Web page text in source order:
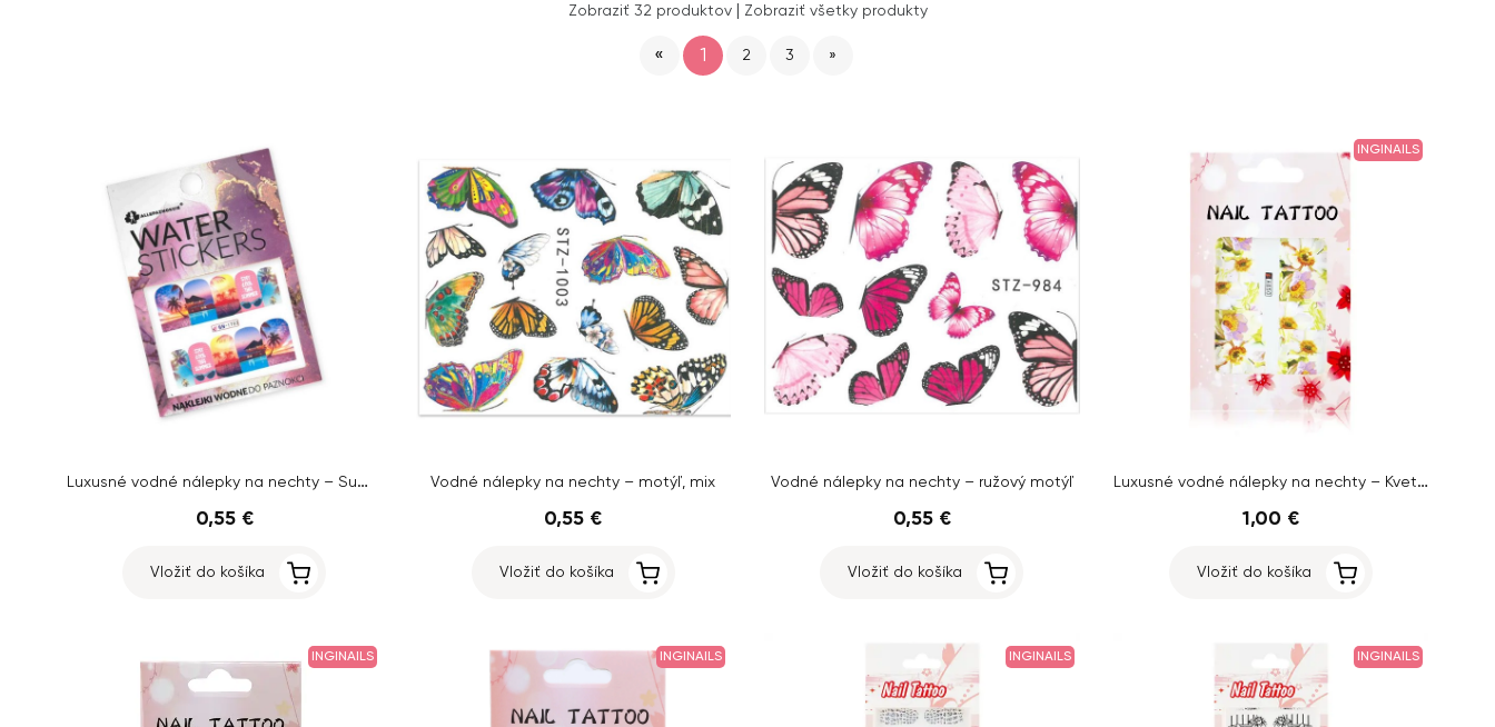
Zobraziť 32 produktov| Zobraziť všetky produkty
« 1 2 3 »
Luxusné vodné nálepky na nechty – Summer
0,55 €
Vložiť do košíka
Vodné nálepky na nechty – motýľ, mix
0,55 €
Vložiť do košíka
Vodné nálepky na nechty – ružový motýľ
0,55 €
Vložiť do košíka
INGINAILS
Luxusné vodné nálepky na nechty – Kvety – A850
1,00 €
Vložiť do košíka
INGINAILS INGINAILS INGINAILS INGINAILS